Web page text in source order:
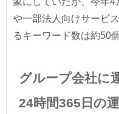
や一部法人向けサービ
るキーワード数は約50
グループ会社に
24時間365日の